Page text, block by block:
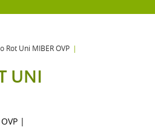
Rot Uni MIBER OVP
UNI
|